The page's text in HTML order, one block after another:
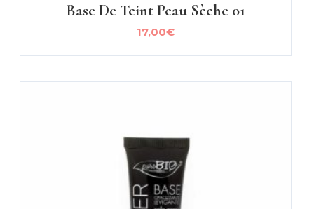
Base De Teint Peau Sèche 01
17,00€